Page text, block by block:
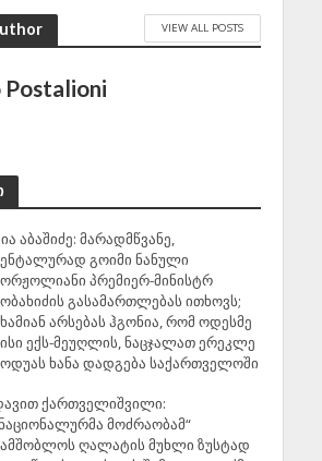
VIEW ALL POSTS
Postalioni
აბაშიძე: მარადმწვანე,
გოიმი ნანული
პრემიერ-მინისტრ
გასამართლებას ითხოვს;
არსებას ჰგონია, რომ ოდესმე
ექს-მეუღლის, ნაცჯალათ ერეკლე
ხანა დადგება საქართველოში
ქართველიშვილი:
მოძრაობამ“
ღალატის მუხლი ზუსტად